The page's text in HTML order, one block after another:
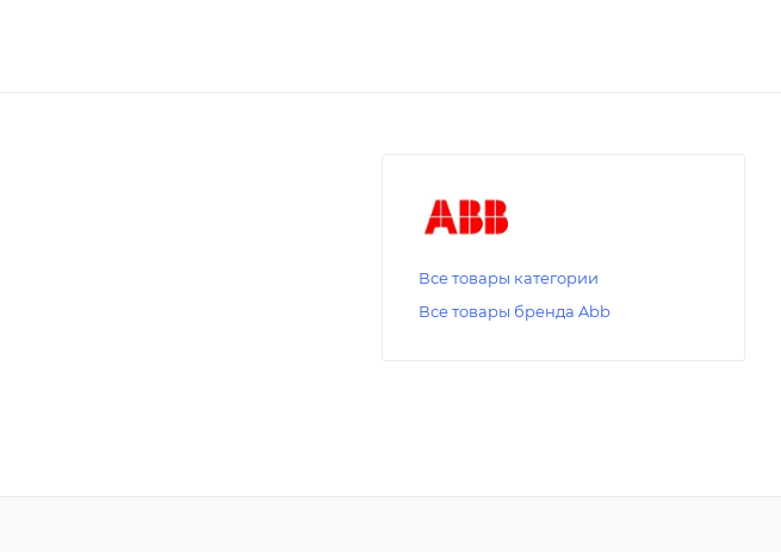
Все товары категории
Все товары бренда Abb